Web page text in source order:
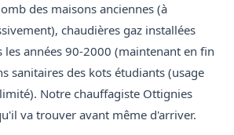
des maisons anciennes (à
chaudières gaz installées
les années 90-2000 (maintenant en fin
sanitaires des kots étudiants (usage
Notre chauffagiste Ottignies
va trouver avant même d'arriver.